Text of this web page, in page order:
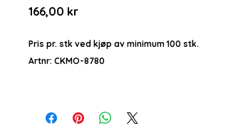
166,00 krPris
Pris pr. stk ved kjøp av minimum 100 stk.
Artnr: CKMO-8780
Stormsikker auto-open